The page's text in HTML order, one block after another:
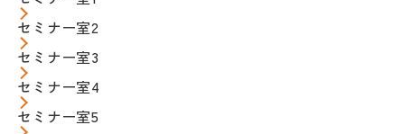
セミナー室2
セミナー室3
セミナー室4
セミナー室5